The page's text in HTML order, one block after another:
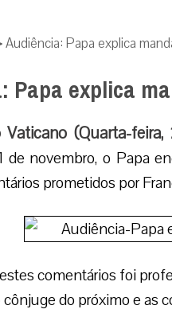
Audiência: Papa explica
Papa explica
(Quarta-feira,
de novembro, o Papa
prometidos por
comentários foi
do próximo e as